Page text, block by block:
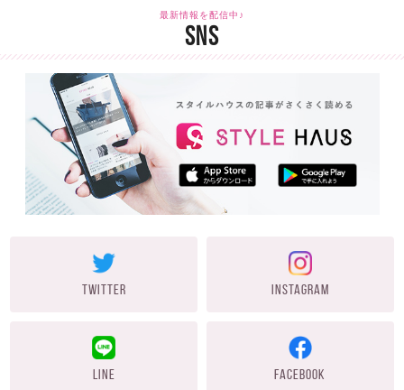
最新情報を配信中♪
SNS
TWITTER INSTAGRAM
LINE FACEBOOK